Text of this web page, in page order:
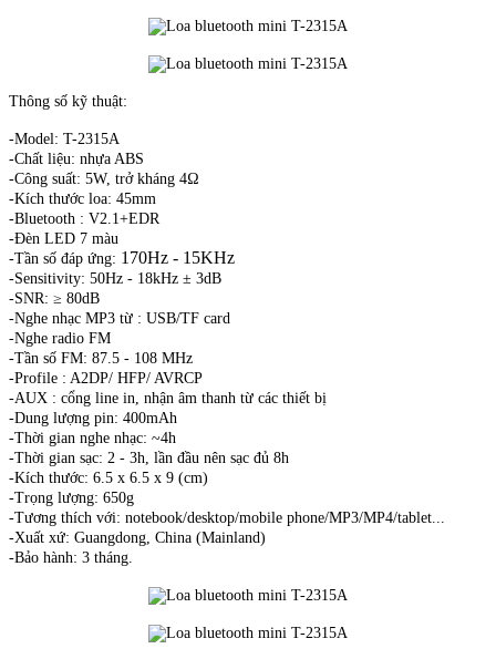
Thông số kỹ thuật:
-Model: T-2315A
-Chất liệu: nhựa ABS
-Công suất: 5W, trở kháng 4Ω
-Kích thước loa: 45mm
-Bluetooth : V2.1+EDR
-Đèn LED 7 màu
-Tần số đáp ứng: 170Hz - 15KHz
-Sensitivity: 50Hz - 18kHz ± 3dB
-SNR: ≥ 80dB
-Nghe nhạc MP3 từ : USB/TF card
-Nghe radio FM
-Tần số FM: 87.5 - 108 MHz
-Profile : A2DP/ HFP/ AVRCP
-AUX : cổng line in, nhận âm thanh từ các thiết bị
-Dung lượng pin: 400mAh
-Thời gian nghe nhạc: ~4h
-Thời gian sạc: 2 - 3h, lần đầu nên sạc đủ 8h
-Kích thước: 6.5 x 6.5 x 9 (cm)
-Trọng lượng: 650g
-Tương thích với: notebook/desktop/mobile phone/MP3/MP4/tablet...
-Xuất xứ: Guangdong, China (Mainland)
-Bảo hành: 3 tháng.